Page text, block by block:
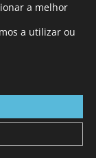
a melhor
a utilizar ou